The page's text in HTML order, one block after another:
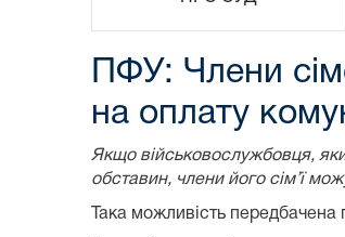
ПФУ: Члени
на оплату
Якщо військовослужбовця,
обставин, члени його сім’ї
Така можливість передбачена